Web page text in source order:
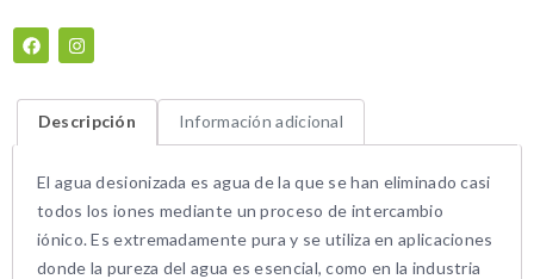
Descripción Información adicional
El agua desionizada es agua de la que se han eliminado casi
todos los iones mediante un proceso de intercambio
iónico. Es extremadamente pura y se utiliza en aplicaciones
donde la pureza del agua es esencial, como en la industria